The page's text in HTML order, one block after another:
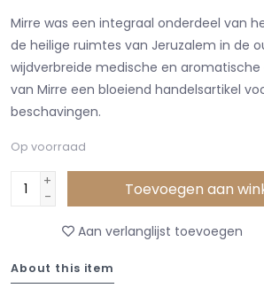
Mirre was een integraal onderdeel van
de heilige ruimtes van Jeruzalem in de
wijdverbreide medische en
van Mirre een bloeiend handelsartikel
beschavingen.
Op voorraad
+
-
Toevoegen aan
Aan verlanglijst toevoegen
About this item